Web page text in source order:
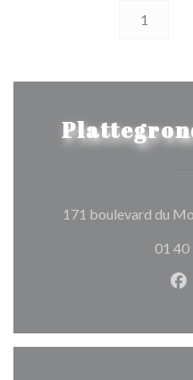
1
171 boulevard du
01 40